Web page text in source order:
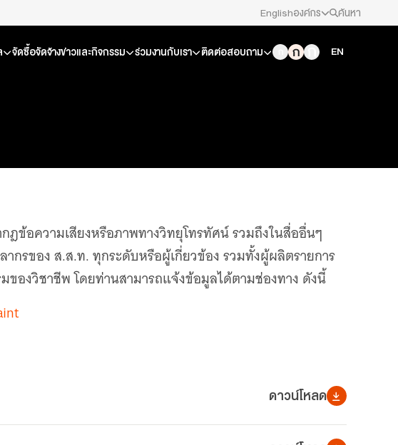
Englishองค์กร
สมัครงาน/ฝึกงาน
สภาผู้ชมและผู้ฟังรายการ
About Thai PBS
ค้นหา
จัดซื้อจัดจ้างข่าวและกิจกรรม ร่วมงานกับเรา ติดต่อสอบถาม EN
ฎข้อความเสียงหรือภาพทางวิทยุโทรทัศน์ รวมถึงในสื่ออื่นๆ
กรของ ส.ส.ท. ทุกระดับหรือผู้เกี่ยวข้อง รวมทั้งผู้ผลิตรายการ
ของวิชาชีพ โดยท่านสามารถแจ้งข้อมูลได้ตามช่องทาง ดังนี้
ดาวน์โหลด